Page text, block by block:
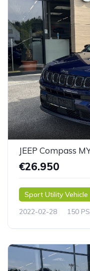
€26.950
Sport Utility Vehicle
2022-02-28
150 PS